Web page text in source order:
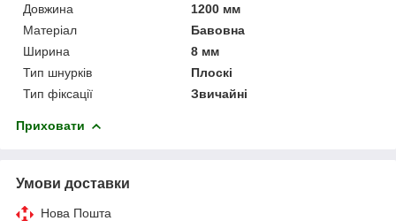
Довжина
1200 мм
Матеріал
Бавовна
Ширина
8 мм
Тип шнурків
Плоскі
Тип фіксації
Звичайні
Приховати
Умови доставки
Нова Пошта